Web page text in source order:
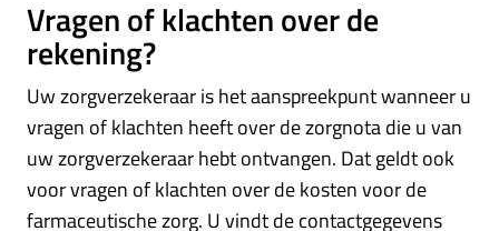
Vragen of klachten over de
rekening?
Uw zorgverzekeraar is het aanspreekpunt wanneer u
vragen of klachten heeft over de zorgnota die u van
uw zorgverzekeraar hebt ontvangen. Dat geldt ook
voor vragen of klachten over de kosten voor de
farmaceutische zorg. U vindt de contactgegevens